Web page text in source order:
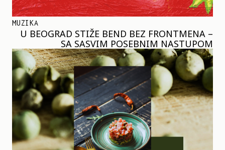
MUZIKA
U BEOGRAD STIŽE BEND BEZ FRONTMENA –
SA SASVIM POSEBNIM NASTUPOM